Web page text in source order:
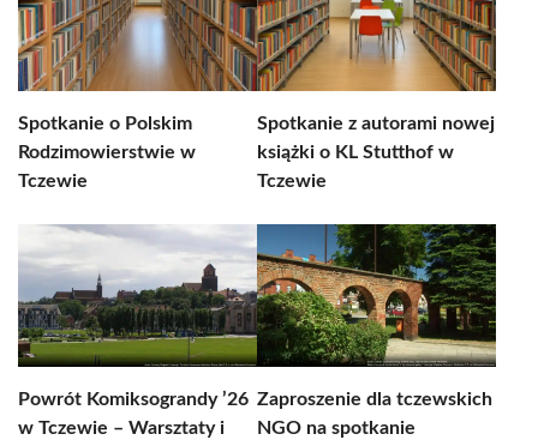
Spotkanie o Polskim
Rodzimowierstwie w
Tczewie
Spotkanie z autorami nowej
książki o KL Stutthof w
Tczewie
Powrót Komiksograndy ’26
w Tczewie – Warsztaty i
Zaproszenie dla tczewskich
NGO na spotkanie